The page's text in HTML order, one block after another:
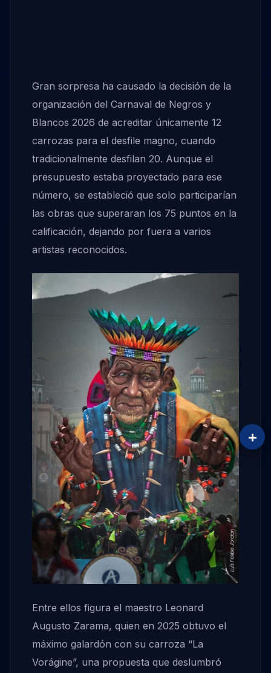
Gran sorpresa ha causado la decisión de la
organización del Carnaval de Negros y
Blancos 2026 de acreditar únicamente 12
carrozas para el desfile magno, cuando
tradicionalmente desfilan 20. Aunque el
presupuesto estaba proyectado para ese
número, se estableció que solo participarían
las obras que superaran los 75 puntos en la
calificación, dejando por fuera a varios
artistas reconocidos.
Entre ellos figura el maestro Leonard
Augusto Zarama, quien en 2025 obtuvo el
máximo galardón con su carroza “La
Vorágine”, una propuesta que deslumbró
+